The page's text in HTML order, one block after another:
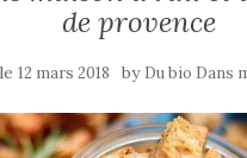
de provence
12 mars 2018 by Du bio Dans